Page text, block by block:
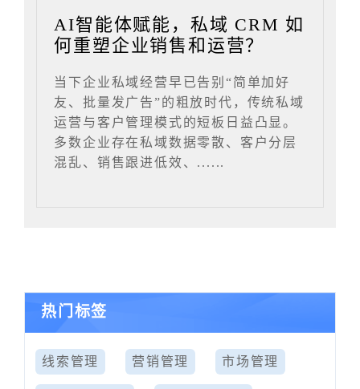
AI智能体赋能，私域 CRM 如
何重塑企业销售和运营？
当下企业私域经营早已告别“简单加好
友、批量发广告”的粗放时代，传统私域
运营与客户管理模式的短板日益凸显。
多数企业存在私域数据零散、客户分层
混乱、销售跟进低效、......
热门标签
线索管理 营销管理 市场管理